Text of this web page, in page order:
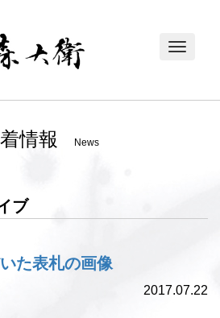
Toggle
情報 News
ブ
た表札の画像
2017.07.22